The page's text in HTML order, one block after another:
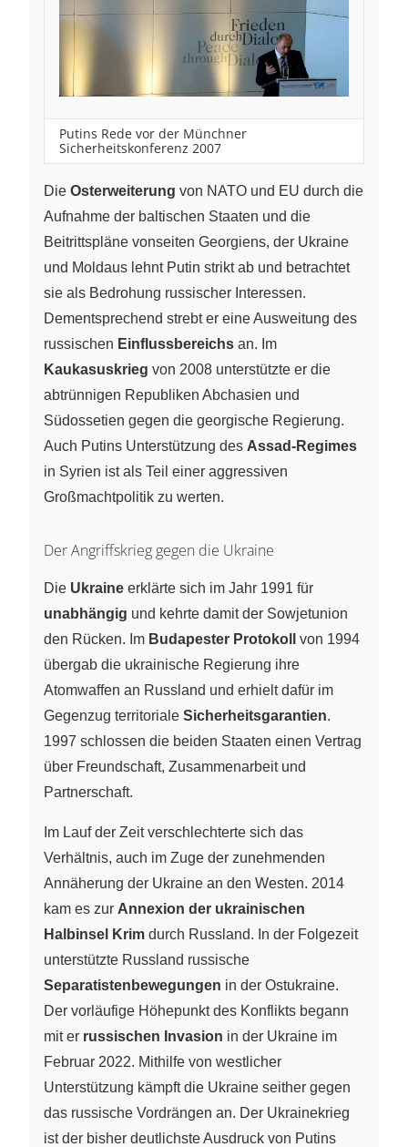
Putins Rede vor der Münchner
Sicherheitskonferenz 2007
Die Osterweiterung von NATO und EU durch die
Aufnahme der baltischen Staaten und die
Beitrittspläne vonseiten Georgiens, der Ukraine
und Moldaus lehnt Putin strikt ab und betrachtet
sie als Bedrohung russischer Interessen.
Dementsprechend strebt er eine Ausweitung des
russischen Einflussbereichs an. Im
Kaukasuskrieg von 2008 unterstützte er die
abtrünnigen Republiken Abchasien und
Südossetien gegen die georgische Regierung.
Auch Putins Unterstützung des Assad-Regimes
in Syrien ist als Teil einer aggressiven
Großmachtpolitik zu werten.
Der Angriffskrieg gegen die Ukraine
Die Ukraine erklärte sich im Jahr 1991 für
unabhängig und kehrte damit der Sowjetunion
den Rücken. Im Budapester Protokoll
von 1994
übergab die ukrainische Regierung ihre
Atomwaffen an Russland und erhielt dafür im
Gegenzug territoriale Sicherheitsgarantien.
1997 schlossen die beiden Staaten einen Vertrag
über Freundschaft, Zusammenarbeit und
Partnerschaft.
Im Lauf der Zeit verschlechterte sich das
Verhältnis, auch im Zuge der zunehmenden
Annäherung der Ukraine an den Westen. 2014
kam es zur Annexion der ukrainischen
Halbinsel Krim durch Russland. In der Folgezeit
unterstützte Russland russische
Separatistenbewegungen in der Ostukraine.
Der vorläufige Höhepunkt des Konflikts begann
mit er russischen Invasion in der Ukraine im
Februar 2022. Mithilfe von westlicher
Unterstützung kämpft die Ukraine seither gegen
das russische Vordrängen an. Der Ukrainekrieg
ist der bisher deutlichste Ausdruck von Putins